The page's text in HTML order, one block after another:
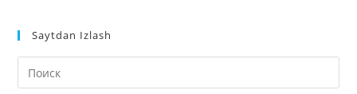
Saytdan Izlash